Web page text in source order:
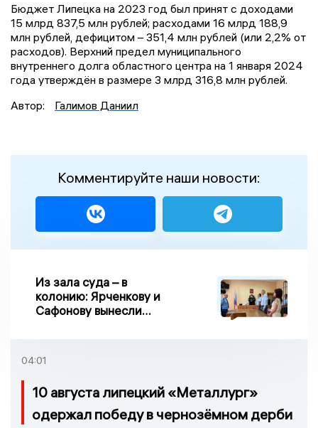
Бюджет Липецка на 2023 год был принят с доходами
15 млрд 837,5 млн рублей; расходами 16 млрд 188,9
млн рублей, дефицитом – 351,4 млн рублей (или 2,2% от
расходов). Верхний предел муниципального
внутреннего долга областного центра на 1 января 2024
года утверждён в размере 3 млрд 316,8 млн рублей.
Автор:
Галимов Даниил
Комментируйте наши новости:
Из зала суда – в
колонию: Ярченкову и
Сафонову вынесли
04:01
10 августа липецкий «Металлург»
одержал победу в чернозёмном дерби